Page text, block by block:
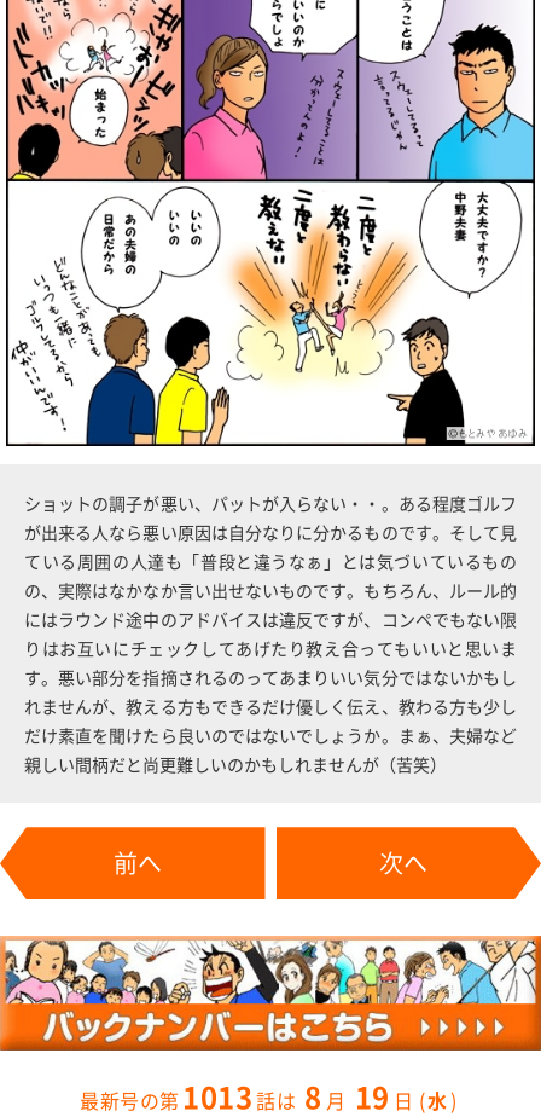
ショットの調子が悪い、パットが入らない・・。ある程度ゴルフ
が出来る人なら悪い原因は自分なりに分かるものです。そして見
ている周囲の人達も「普段と違うなぁ」とは気づいているもの
の、実際はなかなか言い出せないものです。もちろん、ルール的
にはラウンド途中のアドバイスは違反ですが、コンペでもない限
りはお互いにチェックしてあげたり教え合ってもいいと思いま
す。悪い部分を指摘されるのってあまりいい気分ではないかもし
れませんが、教える方もできるだけ優しく伝え、教わる方も少し
だけ素直を聞けたら良いのではないでしょうか。まぁ、夫婦など
親しい間柄だと尚更難しいのかもしれませんが（苦笑）
前へ 次へ
1013 8 19 水